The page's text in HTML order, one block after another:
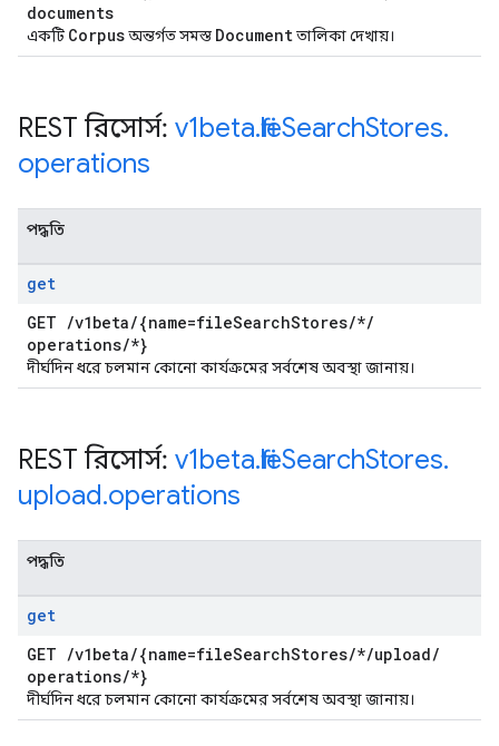
documents
একটি Corpusঅন্তর্গত সমস্ত Documentতালিকা দেখায়।
REST রিসোর্স: v1beta.fileSearchStores.
operations
পদ্ধতি
get
GET /v1beta/{name=fileSearchStores/*/
operations/*}
দীর্ঘদিন ধরে চলমান কোনো কার্যক্রমের সর্বশেষ অবস্থা জানায়।
REST রিসোর্স: v1beta.fileSearchStores.
upload.operations
পদ্ধতি
get
GET /v1beta/{name=fileSearchStores/*/upload/
operations/*}
দীর্ঘদিন ধরে চলমান কোনো কার্যক্রমের সর্বশেষ অবস্থা জানায়।